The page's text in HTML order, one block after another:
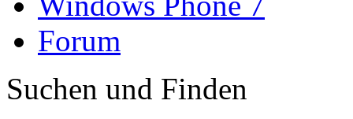
Forum
Suchen und Finden